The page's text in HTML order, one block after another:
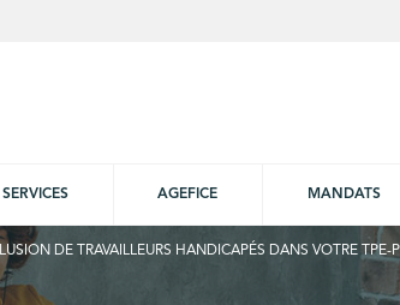
SERVICES AGEFICE MANDATS
DE TRAVAILLEURS HANDICAPÉS DANS VOTRE TPE-